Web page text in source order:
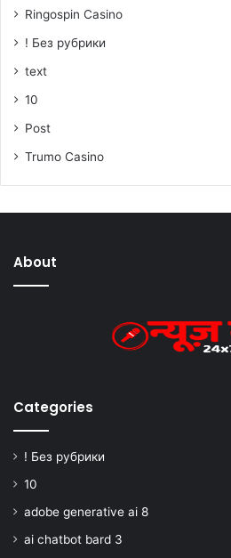
Ringospin Casino
! Без рубрики
text
10
Post
Trumo Casino
About
Categories
! Без рубрики
10
adobe generative ai 8
ai chatbot bard 3